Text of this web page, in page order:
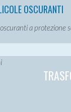
OSCURANTI
a protezione